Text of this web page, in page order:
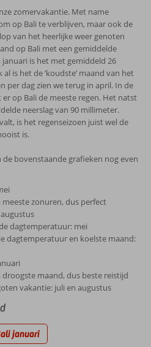
zomervakantie. Met name
op Bali te verblijven, maar ook de
van het heerlijke weer genoten
op Bali met een gemiddelde
is het met gemiddeld 26
is het de ‘koudste’ maand van het
per dag zien we terug in april. In de
op Bali de meeste regen. Het natst
neerslag van 90 millimeter.
is het regenseizoen juist wel de
is.
bovenstaande grafieken nog even
meeste zonuren, dus perfect
dagtemperatuur: mei
dagtemperatuur en koelste maand:
droogste maand, dus beste reistijd
vakantie: juli en augustus
januari